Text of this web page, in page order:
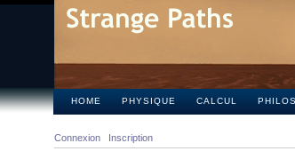
HOME PHYSIQUE CALCUL
Connexion Inscription